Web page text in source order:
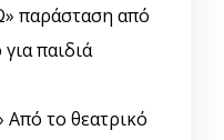
παράσταση από
παιδιά
το θεατρικό